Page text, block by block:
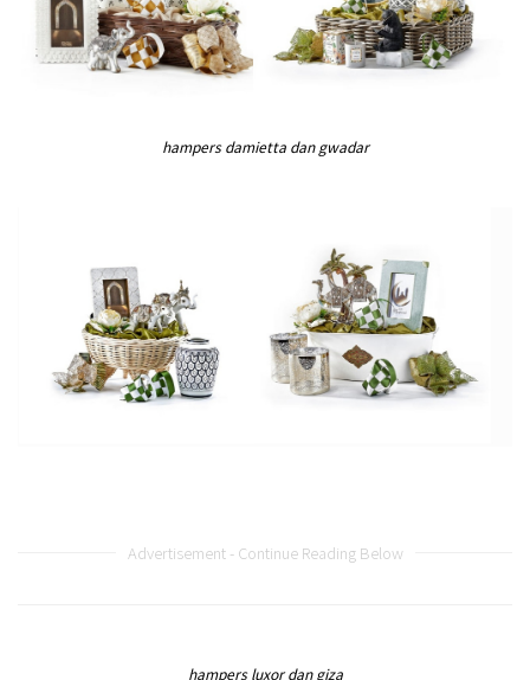
hampers damietta dan gwadar
Advertisement - Continue Reading Below
hampers luxor dan giza